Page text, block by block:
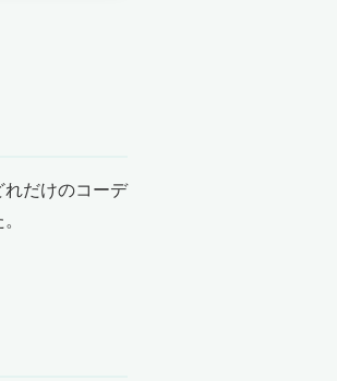
だけのコーデ